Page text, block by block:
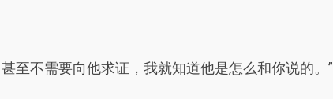
至不需要向他求证，我就知道他是怎么和你说的。”